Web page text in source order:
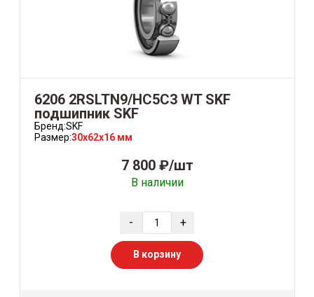
6206 2RSLTN9/HC5C3 WT SKF
подшипник SKF
Бренд:SKF
Размер:30x62x16 мм
7 800 ₽/шт
В наличии
- +
В корзину